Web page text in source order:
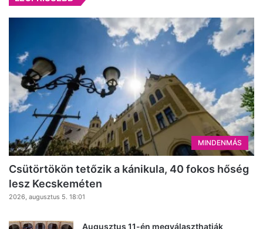
MINDENMÁS
Csütörtökön tetőzik a kánikula, 40 fokos hőség
lesz Kecskeméten
2026, augusztus 5. 18:01
Augusztus 11-én megválaszthatják